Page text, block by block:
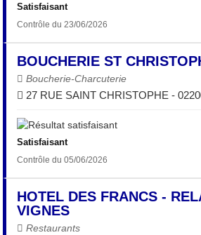
Satisfaisant
Contrôle du 23/06/2026
BOUCHERIE ST
Boucherie-Charcuterie
27 RUE SAINT CHRISTOPHE -
Satisfaisant
Contrôle du 05/06/2026
HOTEL DES FRANCS -
VIGNES
Restaurants